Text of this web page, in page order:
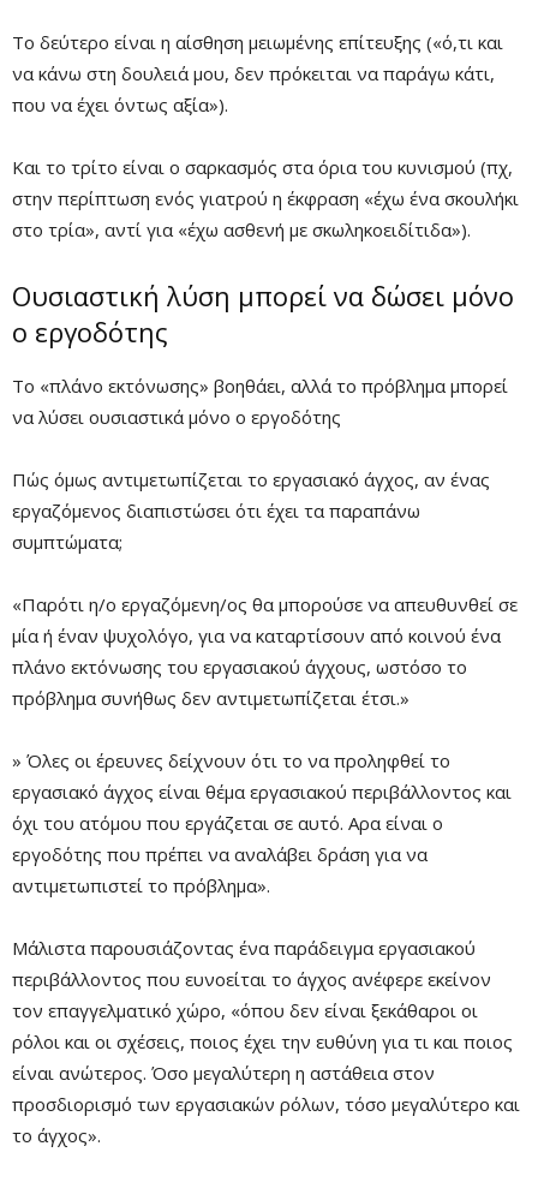
Το δεύτερο είναι η αίσθηση μειωμένης επίτευξης («ό,τι και
να κάνω στη δουλειά μου, δεν πρόκειται να παράγω κάτι,
που να έχει όντως αξία»).
Και το τρίτο είναι ο σαρκασμός στα όρια του κυνισμού (πχ,
στην περίπτωση ενός γιατρού η έκφραση «έχω ένα σκουλήκι
στο τρία», αντί για «έχω ασθενή με σκωληκοειδίτιδα»).
Ουσιαστική λύση μπορεί να δώσει μόνo
ο εργοδότης
Το «πλάνο εκτόνωσης» βοηθάει, αλλά το πρόβλημα μπορεί
να λύσει ουσιαστικά μόνο ο εργοδότης
Πώς όμως αντιμετωπίζεται το εργασιακό άγχος, αν ένας
εργαζόμενος διαπιστώσει ότι έχει τα παραπάνω
συμπτώματα;
«Παρότι η/ο εργαζόμενη/ος θα μπορούσε να απευθυνθεί σε
μία ή έναν ψυχολόγο, για να καταρτίσουν από κοινού ένα
πλάνο εκτόνωσης του εργασιακού άγχους, ωστόσο το
πρόβλημα συνήθως δεν αντιμετωπίζεται έτσι.»
» Όλες οι έρευνες δείχνουν ότι το να προληφθεί το
εργασιακό άγχος είναι θέμα εργασιακού περιβάλλοντος και
όχι του ατόμου που εργάζεται σε αυτό. Αρα είναι ο
εργοδότης που πρέπει να αναλάβει δράση για να
αντιμετωπιστεί το πρόβλημα».
Μάλιστα παρουσιάζοντας ένα παράδειγμα εργασιακού
περιβάλλοντος που ευνοείται το άγχος ανέφερε εκείνον
τον επαγγελματικό χώρο, «όπου δεν είναι ξεκάθαροι οι
ρόλοι και οι σχέσεις, ποιος έχει την ευθύνη για τι και ποιος
είναι ανώτερος. Όσο μεγαλύτερη η αστάθεια στον
προσδιορισμό των εργασιακών ρόλων, τόσο μεγαλύτερο και
το άγχος».